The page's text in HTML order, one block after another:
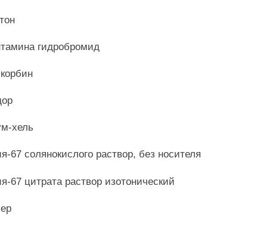
гидробромид
хель
67 солянокислого раствор, без носителя
67 цитрата раствор изотонический